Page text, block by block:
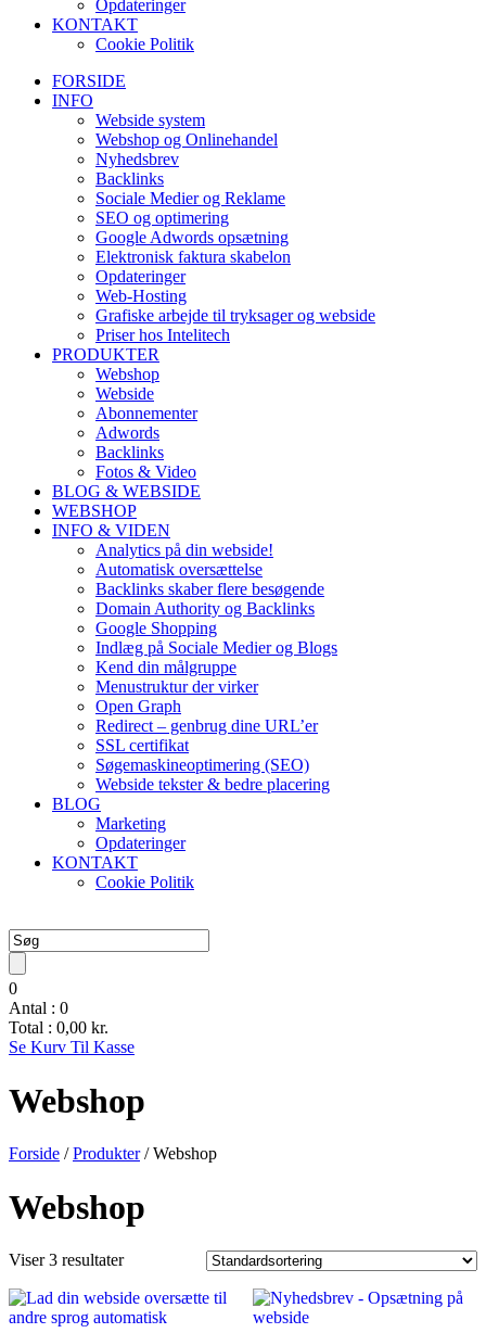
Opdateringer
KONTAKT
Cookie Politik
FORSIDE
INFO
Webside system
Webshop og Onlinehandel
Nyhedsbrev
Backlinks
Sociale Medier og Reklame
SEO og optimering
Google Adwords opsætning
Elektronisk faktura skabelon
Opdateringer
Web-Hosting
Grafiske arbejde til tryksager og webside
Priser hos Intelitech
PRODUKTER
Webshop
Webside
Abonnementer
Adwords
Backlinks
Fotos & Video
BLOG & WEBSIDE
WEBSHOP
INFO & VIDEN
Analytics på din webside!
Automatisk oversættelse
Backlinks skaber flere besøgende
Domain Authority og Backlinks
Google Shopping
Indlæg på Sociale Medier og Blogs
Kend din målgruppe
Menustruktur der virker
Open Graph
Redirect – genbrug dine URL’er
SSL certifikat
Søgemaskineoptimering (SEO)
Webside tekster & bedre placering
BLOG
Marketing
Opdateringer
KONTAKT
Cookie Politik
0
Antal : 0
Total : 0,00 kr.
Se Kurv Til Kasse
Webshop
Forside /Produkter/ Webshop
Webshop
Viser 3 resultater